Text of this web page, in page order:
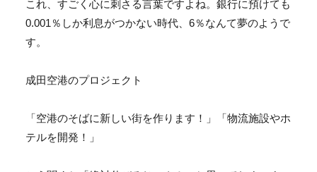
これ、すごく心に刺さる言葉ですよね。銀行に預けても
0.001％しか利息がつかない時代、6％なんて夢のようで
す。
成田空港のプロジェクト
「空港のそばに新しい街を作ります！」「物流施設やホ
テルを開発！」